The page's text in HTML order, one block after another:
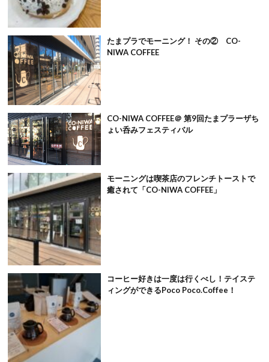
たまプラでモーニング！ その② CO-
NIWA COFFEE
CO-NIWA COFFEE＠ 第9回たまプラーザち
ょい呑みフェスティバル
モーニングは喫茶店のフレンチトーストで
癒されて「CO-NIWA COFFEE」
コーヒー好きは一度は行くべし！テイステ
ィングができるPoco Poco.Coffee！